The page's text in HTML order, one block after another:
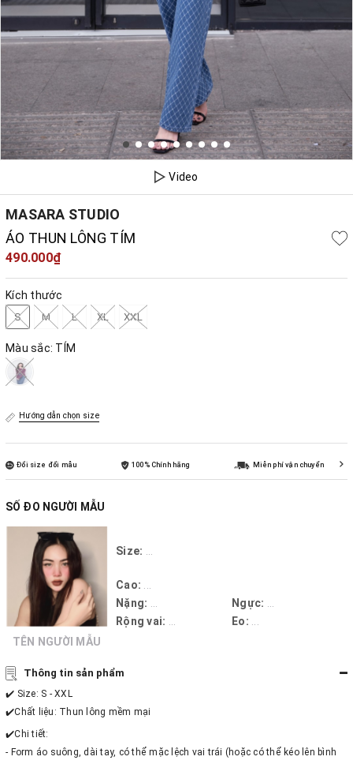
Video
MASARA STUDIO
ÁO THUN LÔNG TÍM
490.000₫
Kích thước
S M L XL XXL
Màu sắc: TÍM
Hướng dẫn chọn size
Đổi size đổi mẫu 100% Chính hãng Miễn phí vận chuyển
SỐ ĐO NGƯỜI MẪU
TÊN NGƯỜI MẪU
Size:
Cao:
Nặng:
Ngực:
Rộng vai:
Eo:
Thông tin sản phẩm
✔️ Size: S - XXL
✔️Chất liệu: Thun lông mềm mại
✔️Chi tiết:
- Form áo suông, dài tay, có thể mặc lệch vai trái (hoặc có thể kéo lên bình